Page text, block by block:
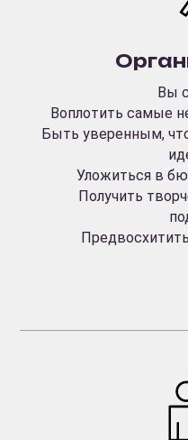
Вы
Воплотить самые
Быть уверенным,
Уложиться в
Получить
ВОЗМОЖНЫЕ